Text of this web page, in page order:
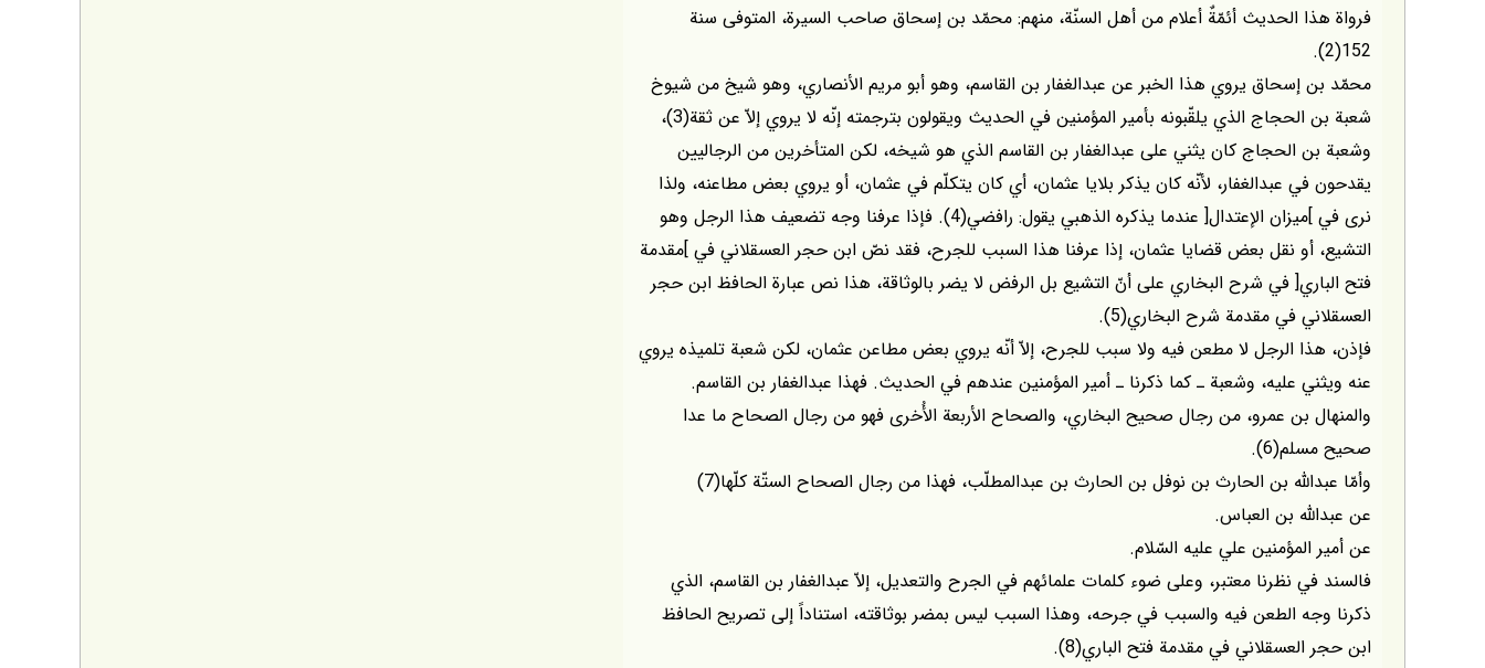
فرواة هذا الحديث أئمّةٌ أعلام من أهل السنّة، منهم: محمّد بن إسحاق صاحب السيرة، المتوفى سنة
152(2).
محمّد بن إسحاق يروي هذا الخبر عن عبدالغفار بن القاسم، وهو أبو مريم الأنصاري، وهو شيخ من شيوخ
شعبة بن الحجاج الذي يلقّبونه بأمير المؤمنين في الحديث ويقولون بترجمته إنّه لا يروي إلاّ عن ثقة(3)،
وشعبة بن الحجاج كان يثني على عبدالغفار بن القاسم الذي هو شيخه، لكن المتأخرين من الرجاليين
يقدحون في عبدالغفار، لأنّه كان يذكر بلايا عثمان، أي كان يتكلّم في عثمان، أو يروي بعض مطاعنه، ولذا
نرى في ]ميزان الإعتدال[ عندما يذكره الذهبي يقول: رافضي(4). فإذا عرفنا وجه تضعيف هذا الرجل وهو
التشيع، أو نقل بعض قضايا عثمان، إذا عرفنا هذا السبب للجرح، فقد نصّ ابن حجر العسقلاني في ]مقدمة
فتح الباري[ في شرح البخاري على أنّ التشيع بل الرفض لا يضر بالوثاقة، هذا نص عبارة الحافظ ابن حجر
العسقلاني في مقدمة شرح البخاري(5).
فإذن، هذا الرجل لا مطعن فيه ولا سبب للجرح، إلاّ أنّه يروي بعض مطاعن عثمان، لكن شعبة تلميذه يروي
عنه ويثني عليه، وشعبة ـ كما ذكرنا ـ أمير المؤمنين عندهم في الحديث. فهذا عبدالغفار بن القاسم.
والمنهال بن عمرو، من رجال صحيح البخاري، والصحاح الأربعة الأُخرى فهو من رجال الصحاح ما عدا
صحيح مسلم(6).
وأمّا عبداللّه بن الحارث بن نوفل بن الحارث بن عبدالمطلّب، فهذا من رجال الصحاح الستّة كلّها(7)
عن عبداللّه بن العباس.
عن أمير المؤمنين علي عليه السّلام.
فالسند في نظرنا معتبر، وعلى ضوء كلمات علمائهم في الجرح والتعديل، إلاّ عبدالغفار بن القاسم، الذي
ذكرنا وجه الطعن فيه والسبب في جرحه، وهذا السبب ليس بمضر بوثاقته، استناداً إلى تصريح الحافظ
ابن حجر العسقلاني في مقدمة فتح الباري(8).